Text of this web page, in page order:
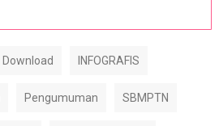
Download INFOGRAFIS
Pengumuman SBMPTN